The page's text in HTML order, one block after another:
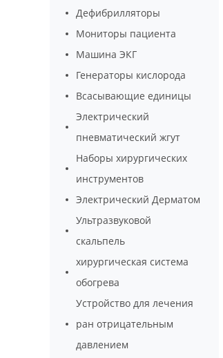
Дефибрилляторы
Мониторы пациента
Машина ЭКГ
Генераторы кислорода
Всасывающие единицы
Электрический
пневматический жгут
Наборы хирургических
инструментов
Электрический Дерматом
Ультразвуковой
скальпель
хирургическая система
обогрева
Устройство для лечения
ран отрицательным
давлением